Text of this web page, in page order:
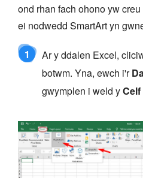
ond rhan fach ohono yw
ei nodwedd SmartArt yn
1 Ar y ddalen Excel,
botwm. Yna, ewch i'r
gwymplen i weld y